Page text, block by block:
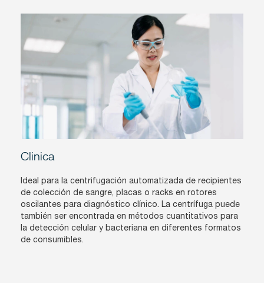
Clinica
Ideal para la centrifugación automatizada de recipientes
de colección de sangre, placas o racks en rotores
oscilantes para diagnóstico clínico. La centrífuga puede
también ser encontrada en métodos cuantitativos para
la detección celular y bacteriana en diferentes formatos
de consumibles.